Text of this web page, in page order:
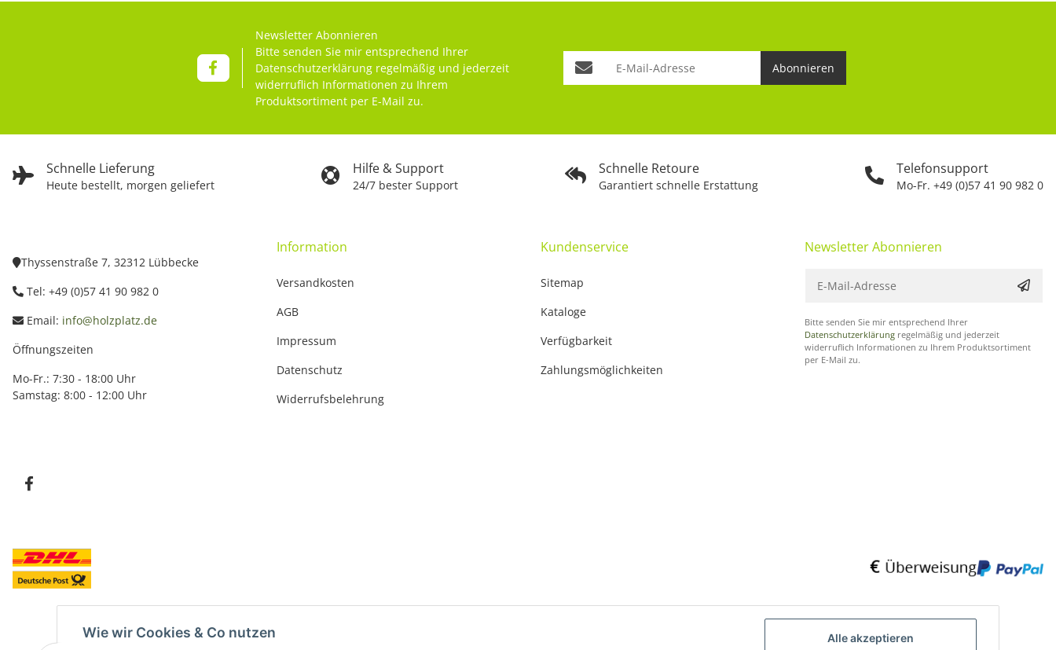
Schnelle Lieferung
Heute bestellt, morgen geliefert
Hilfe & Support
24/7 bester Support
Schnelle Retoure
Garantiert schnelle Erstattung
Telefonsupport
Mo-Fr. +49 (0)57 41 90 982 0
Newsletter Abonnieren
Bitte senden Sie mir entsprechend Ihrer
Datenschutzerklärung regelmäßig und jederzeit
widerruflich Informationen zu Ihrem
Produktsortiment per E-Mail zu.
Abonnieren
Thyssenstraße 7, 32312 Lübbecke
Tel: +49 (0)57 41 90 982 0
Email: info@holzplatz.de
Öffnungszeiten
Mo-Fr.: 7:30 - 18:00 Uhr
Samstag: 8:00 - 12:00 Uhr
Information
Versandkosten
AGB
Impressum
Datenschutz
Widerrufsbelehrung
Kundenservice
Sitemap
Kataloge
Verfügbarkeit
Zahlungsmöglichkeiten
Newsletter Abonnieren
Bitte senden Sie mir entsprechend Ihrer
Datenschutzerklärung regelmäßig und jederzeit
widerruflich Informationen zu Ihrem Produktsortiment
per E-Mail zu.
Wie wir Cookies & Co nutzen Alle akzeptieren